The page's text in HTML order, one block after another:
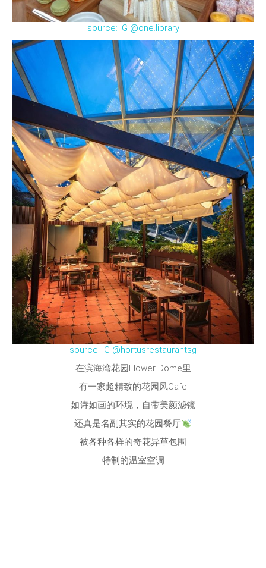
source: IG @one.library
source: IG @hortusrestaurantsg
在滨海湾花园Flower Dome里
有一家超精致的花园风Cafe
如诗如画的环境，自带美颜滤镜
还真是名副其实的花园餐厅
被各种各样的奇花异草包围
特制的温室空调